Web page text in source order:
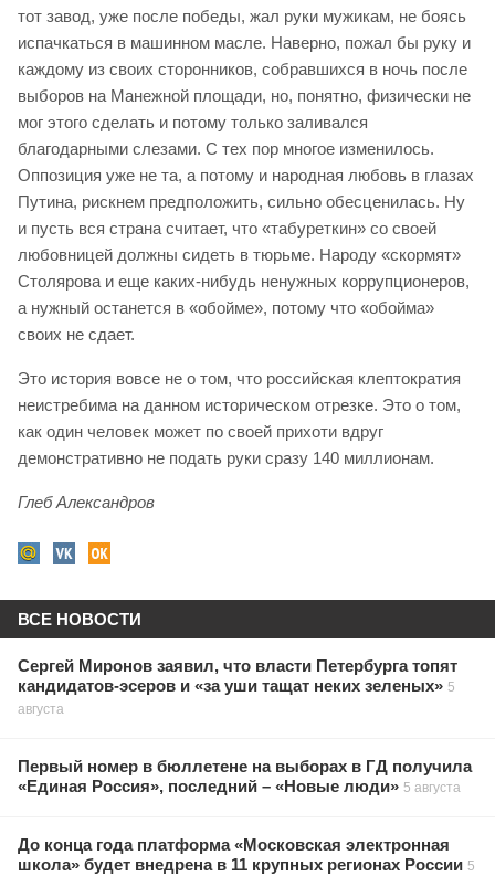
тот завод, уже после победы, жал руки мужикам, не боясь
испачкаться в машинном масле. Наверно, пожал бы руку и
каждому из своих сторонников, собравшихся в ночь после
выборов на Манежной площади, но, понятно, физически не
мог этого сделать и потому только заливался
благодарными слезами. С тех пор многое изменилось.
Оппозиция уже не та, а потому и народная любовь в глазах
Путина, рискнем предположить, сильно обесценилась. Ну
и пусть вся страна считает, что «табуреткин» со своей
любовницей должны сидеть в тюрьме. Народу «скормят»
Столярова и еще каких-нибудь ненужных коррупционеров,
а нужный останется в «обойме», потому что «обойма»
своих не сдает.
Это история вовсе не о том, что российская клептократия
неистребима на данном историческом отрезке. Это о том,
как один человек может по своей прихоти вдруг
демонстративно не подать руки сразу 140 миллионам.
Глеб Александров
ВСЕ НОВОСТИ
Сергей Миронов заявил, что власти Петербурга топят
кандидатов-эсеров и «за уши тащат неких зеленых» 5
августа
Первый номер в бюллетене на выборах в ГД получила
«Единая Россия», последний – «Новые люди» 5 августа
До конца года платформа «Московская электронная
школа» будет внедрена в 11 крупных регионах России 5